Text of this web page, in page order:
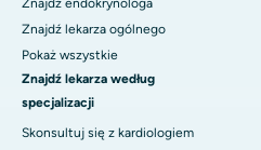
Znajdź endokrynologa
Znajdź lekarza ogólnego
Pokaż wszystkie
Znajdź lekarza według
specjalizacji
Skonsultuj się z kardiologiem